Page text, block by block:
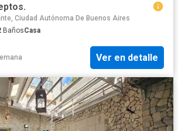
Ciudad Autónoma De Buenos Aires
BañosCasa
Ver en detalle